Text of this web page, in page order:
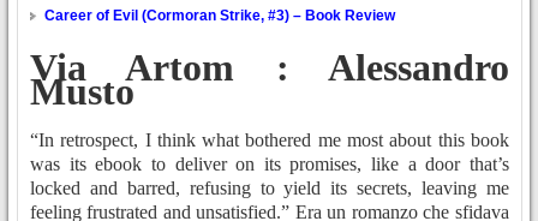
Career of Evil (Cormoran Strike, #3) – Book Review
Via Artom : Alessandro
Musto
“In retrospect, I think what bothered me most about this book
was its ebook to deliver on its promises, like a door that’s
locked and barred, refusing to yield its secrets, leaving me
feeling frustrated and unsatisfied.” Era un romanzo che sfidava